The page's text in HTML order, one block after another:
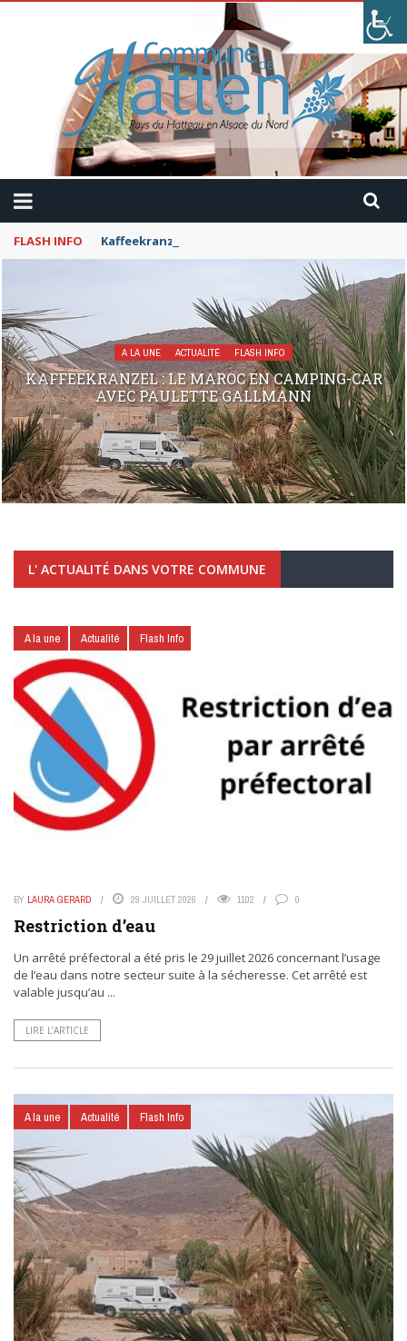
FLASH INFO Kaffeekranzel : Le Maroc en camping-car avec
A LA UNE ACTUALITÉ FLASH INFO
KAFFEEKRANZEL : LE MAROC EN CAMPING-CAR
AVEC PAULETTE GALLMANN
L' ACTUALITÉ DANS VOTRE COMMUNE
A la une Actualité Flash Info
BY LAURA GERARD 29 JUILLET 2026 1102 0
Restriction d’eau
Un arrêté préfectoral a été pris le 29 juillet 2026 concernant l’usage
de l’eau dans notre secteur suite à la sécheresse. Cet arrêté est
valable jusqu’au ...
LIRE L’ARTICLE
A la une Actualité Flash Info